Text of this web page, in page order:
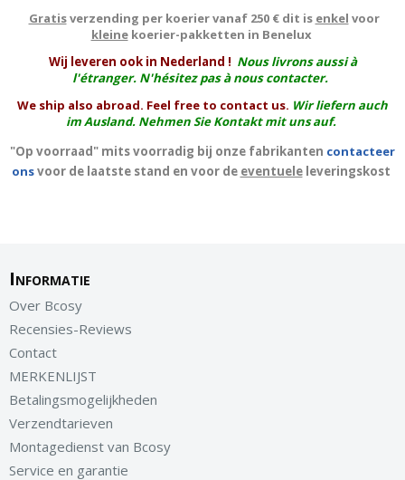
Gratisverzending per koerier vanaf 250 € dit is enkel voor
kleinekoerier-pakketten in Benelux
Wij leveren ook in Nederland ! Nous livrons aussi à
l'étranger. N'hésitez pas à nous contacter.
We ship also abroad. Feel free to contact us. Wir liefern auch
im Ausland. Nehmen Sie Kontakt mit uns auf.
"Op voorraad" mits voorradig bij onze fabrikanten contacteer
onsvoor de laatste stand en voor de eventueleleveringskost
Informatie
Over Bcosy
Recensies-Reviews
Contact
MERKENLIJST
Betalingsmogelijkheden
Verzendtarieven
Montagedienst van Bcosy
Service en garantie